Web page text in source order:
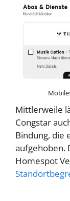
Mittlerweile
Congstar
Bindung, die
aufgehoben.
Homespot